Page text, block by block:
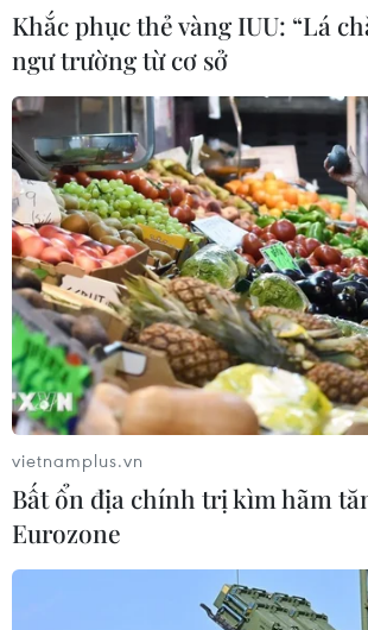
Khắc phục thẻ vàng IUU: “Lá
ngư trường từ cơ sở
vietnamplus.vn
Bất ổn địa chính trị kìm hãm
Eurozone